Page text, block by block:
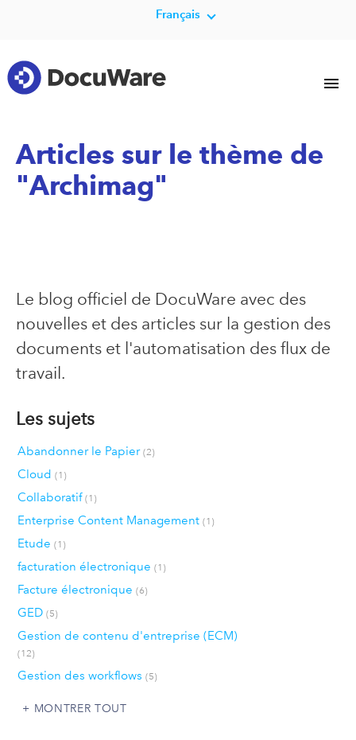
Français
Articles sur le thème de
"Archimag"
Le blog officiel de DocuWare avec des
nouvelles et des articles sur la gestion des
documents et l'automatisation des flux de
travail.
Les sujets
Abandonner le Papier (2)
Cloud (1)
Collaboratif (1)
Enterprise Content Management (1)
Etude (1)
facturation électronique (1)
Facture électronique (6)
GED (5)
Gestion de contenu d'entreprise (ECM)
(12)
Gestion des workflows (5)
MONTRER TOUT